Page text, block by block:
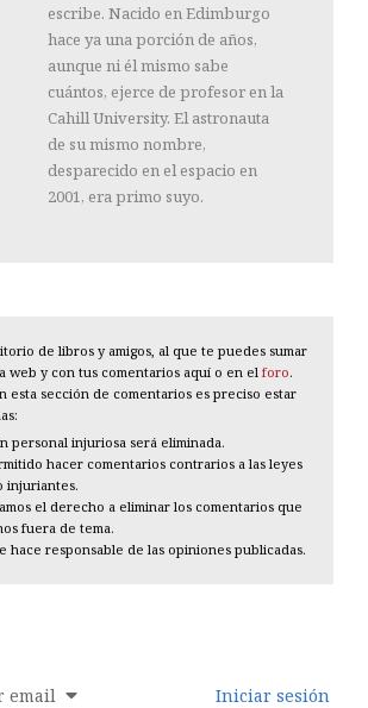
escribe. Nacido en Edimburgo
hace ya una porción de años,
aunque ni él mismo sabe
cuántos, ejerce de profesor en la
Cahill University. El astronauta
de su mismo nombre,
desparecido en el espacio en
2001, era primo suyo.
de libros y amigos, al que te puedes sumar
web y con tus comentarios aquí o en el foro.
esta sección de comentarios es preciso estar
personal injuriosa será eliminada.
hacer comentarios contrarios a las leyes
injuriantes.
el derecho a eliminar los comentarios que
fuera de tema.
hace responsable de las opiniones publicadas.
email Iniciar sesión